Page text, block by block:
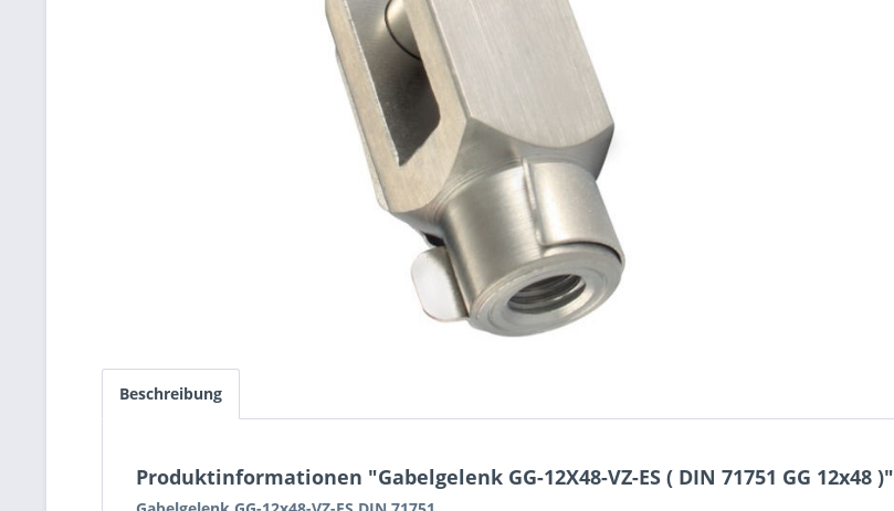
Beschreibung
Produktinformationen "Gabelgelenk GG-12X48-VZ-ES ( DIN 71751 GG 12x48 )"